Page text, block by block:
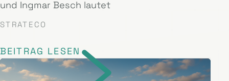
und Ingmar Besch lautet
STRATECO
BEITRAG LESEN